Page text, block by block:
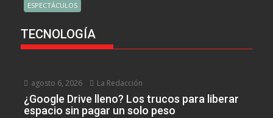
ESPECTÁCULOS
TECNOLOGÍA
agosto 6, 2026 La Redacción
¿Google Drive lleno? Los trucos para liberar
espacio sin pagar un solo peso